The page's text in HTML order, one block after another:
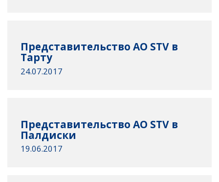
Представительство AО STV в
Тарту
24.07.2017
Представительство AО STV в
Палдиски
19.06.2017